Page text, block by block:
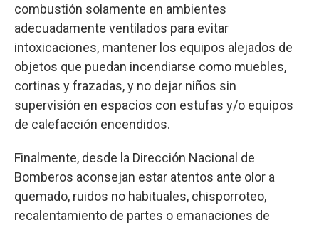
combustión solamente en ambientes
adecuadamente ventilados para evitar
intoxicaciones, mantener los equipos alejados de
objetos que puedan incendiarse como muebles,
cortinas y frazadas, y no dejar niños sin
supervisión en espacios con estufas y/o equipos
de calefacción encendidos.
Finalmente, desde la Dirección Nacional de
Bomberos aconsejan estar atentos ante olor a
quemado, ruidos no habituales, chisporroteo,
recalentamiento de partes o emanaciones de